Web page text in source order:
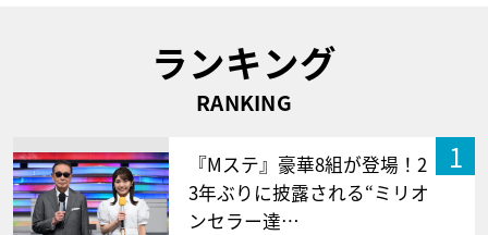
ランキング
RANKING
1
『Mステ』豪華8組が登場！2
3年ぶりに披露される“ミリオ
ンセラー達…